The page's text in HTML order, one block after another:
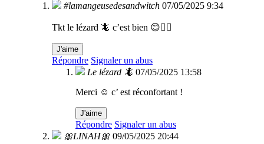
#lamangeusedesandwitch 07/05/2025 9:34
Tkt le lézard 🦎 c’est bien 😊👍🏼
J'aime
Répondre Signaler un abus
Le lézard 🦎 07/05/2025 13:58
Merci ☺️ c’ est réconfortant !
J'aime
Répondre Signaler un abus
🎀LINAH🎀 09/05/2025 20:44